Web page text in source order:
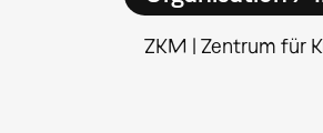
ZKM | Zentrum für